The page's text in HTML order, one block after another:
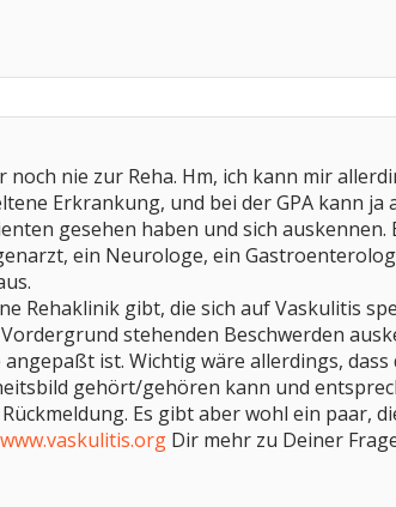
noch nie zur Reha. Hm, ich kann mir
Erkrankung, und bei der GPA kann
gesehen haben und sich
ein Neurologe, ein
Rehaklinik gibt, die sich auf Vaskulitis
stehenden Beschwerden
ist. Wichtig wäre allerdings,
gehört/gehören kann und
Es gibt aber wohl ein paar,
www.vaskulitis.org Dir mehr zu Deiner